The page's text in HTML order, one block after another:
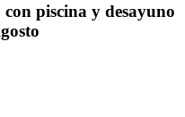
piscina y desayuno